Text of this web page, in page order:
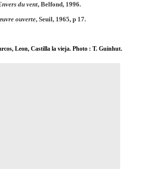
du vent, Belfond, 1996.
ouverte, Seuil, 1965, p 17.
Leon, Castilla la vieja. Photo : T. Guinhut.